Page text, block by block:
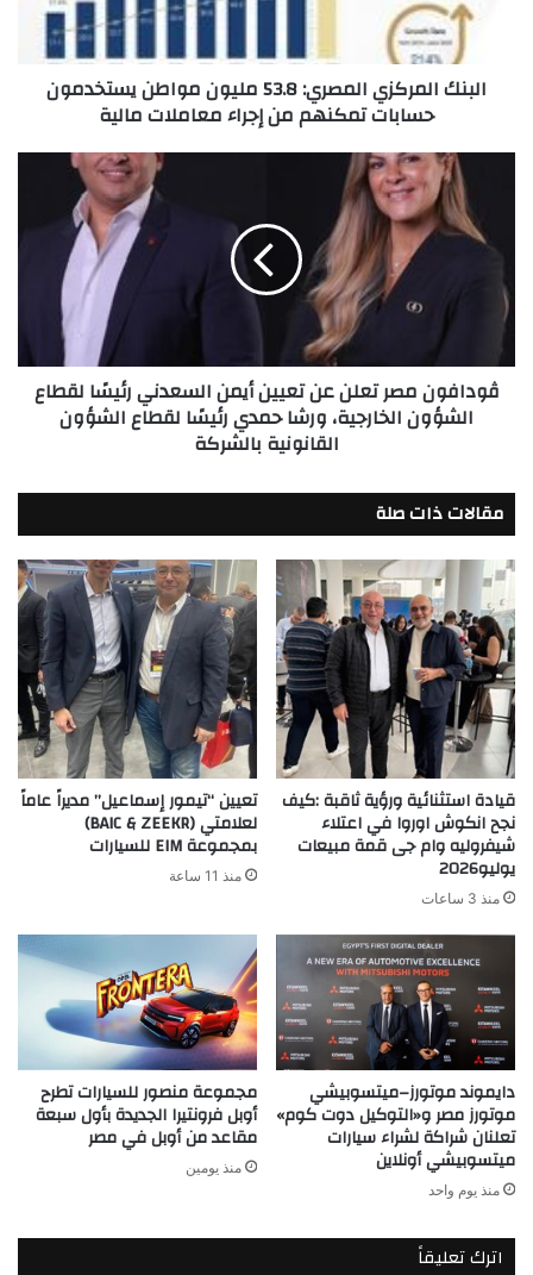
يستخدمون
البنك المركزي المصري: 53.8 مليون مواطن يستخدمون
حسابات تمكنهم من إجراء معاملات مالية
أيمن
السعدني
لقطاع
الشؤون
الخارجية،
لقطاع
الشؤون
القانونية
بالشركة
ڤودافون مصر تعلن عن تعيين أيمن السعدني رئيسًا لقطاع
الشؤون الخارجية، ورشا حمدي رئيسًا لقطاع الشؤون
القانونية بالشركة
مقالات ذات صلة
قيادة استثنائية ورؤية ثاقبة :كيف
نجح انكوش اوروا في اعتلاء
شيفروليه وام جى قمة مبيعات
يوليو2026
منذ 3 ساعات
تعيين “تيمور إسماعيل” مديراً عاماً
لعلامتي (BAIC & ZEEKR)
بمجموعة EIM للسيارات
منذ 11 ساعة
دايموند موتورز–ميتسوبيشي
موتورز مصر و«التوكيل دوت كوم»
تعلنان شراكة لشراء سيارات
ميتسوبيشي أونلاين
منذ يوم واحد
مجموعة منصور للسيارات تطرح
أوبل فرونتيرا الجديدة بأول سبعة
مقاعد من أوبل في مصر
منذ يومين
اترك تعليقاً